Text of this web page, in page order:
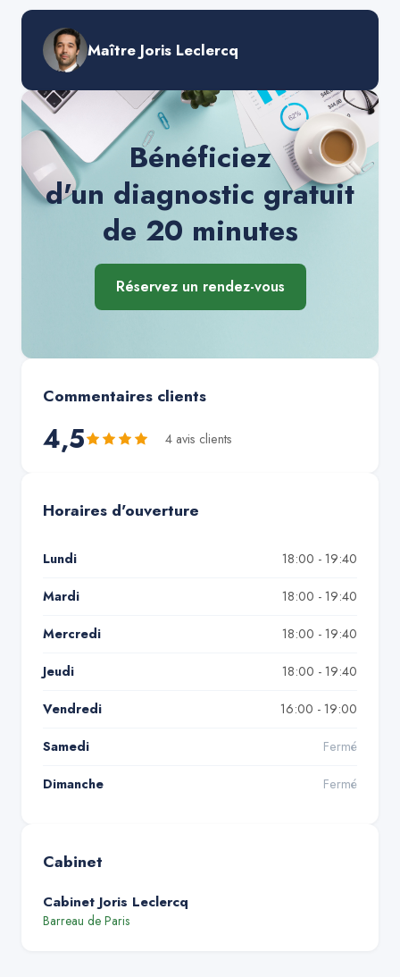
Maître Joris Leclercq
Bénéficiez
d'un diagnostic gratuit
de 20 minutes
Réservez un rendez-vous
Commentaires clients
4,5 4 avis clients
Horaires d'ouverture
Lundi 18:00 - 19:40
Mardi 18:00 - 19:40
Mercredi 18:00 - 19:40
Jeudi 18:00 - 19:40
Vendredi 16:00 - 19:00
Samedi Fermé
Dimanche Fermé
Cabinet
Cabinet Joris Leclercq
Barreau de Paris